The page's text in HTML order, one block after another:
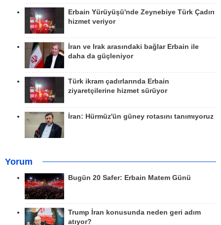
Erbain Yürüyüşü'nde Zeynebiye Türk Çadırı
hizmet veriyor
İran ve Irak arasındaki bağlar Erbain ile
daha da güçleniyor
Türk ikram çadırlarında Erbain
ziyaretçilerine hizmet sürüyor
İran: Hürmüz'ün güney rotasını tanımıyoruz
Yorum
Bugün 20 Safer: Erbain Matem Günü
Trump İran konusunda neden geri adım
atıyor?